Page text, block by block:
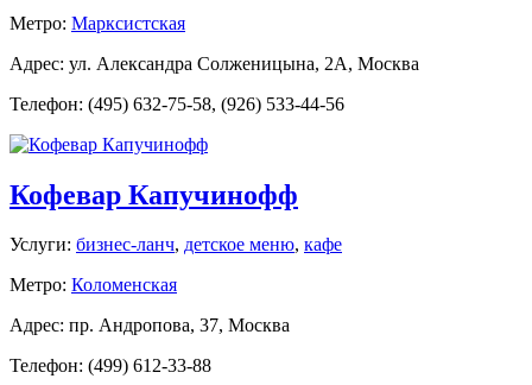
Метро: Марксистская
Адрес: ул. Александра Солженицына, 2А, Москва
Телефон: (495) 632-75-58, (926) 533-44-56
Кофевар Капучинофф
Услуги: бизнес-ланч, детское меню, кафе
Метро: Коломенская
Адрес: пр. Андропова, 37, Москва
Телефон: (499) 612-33-88